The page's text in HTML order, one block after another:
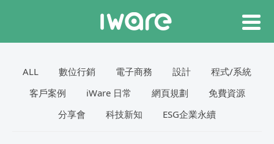
ALL 數位行銷 電子商務 設計
程式/系統
客戶案例
iWare 日常 網頁規劃
免費資源
分享會
科技新知 ESG企業永續